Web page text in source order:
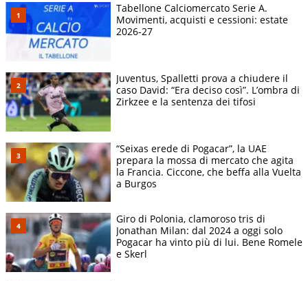
Tabellone Calciomercato Serie A.
Movimenti, acquisti e cessioni: estate
2026-27
Juventus, Spalletti prova a chiudere il
caso David: “Era deciso così”. L’ombra di
Zirkzee e la sentenza dei tifosi
“Seixas erede di Pogacar”, la UAE
prepara la mossa di mercato che agita
la Francia. Ciccone, che beffa alla Vuelta
a Burgos
Giro di Polonia, clamoroso tris di
Jonathan Milan: dal 2024 a oggi solo
Pogacar ha vinto più di lui. Bene Romele
e Skerl